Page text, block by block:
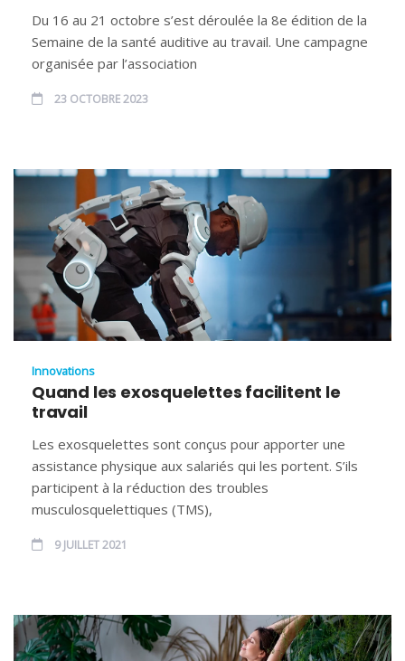
Du 16 au 21 octobre s’est déroulée la 8e édition de la
Semaine de la santé auditive au travail. Une campagne
organisée par l’association
23 OCTOBRE 2023
Innovations
Quand les exosquelettes facilitent le
travail
Les exosquelettes sont conçus pour apporter une
assistance physique aux salariés qui les portent. S’ils
participent à la réduction des troubles
musculosquelettiques (TMS),
9 JUILLET 2021